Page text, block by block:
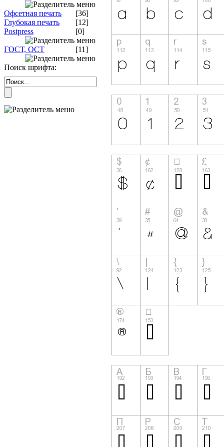
Офсетная печать
[36]
Глубокая печать
[12]
Postpress
[0]
ГОСТ, ОСТ [11]
Поиск шрифта: